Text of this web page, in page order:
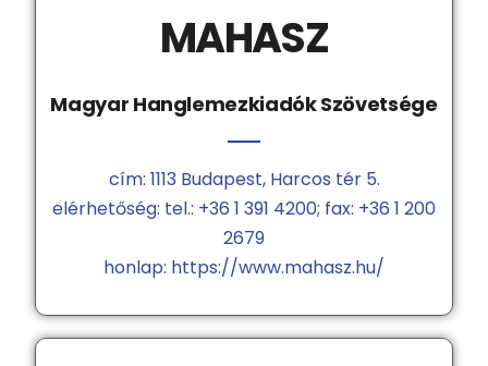
MAHASZ
Magyar Hanglemezkiadók Szövetsége
cím: 1113 Budapest, Harcos tér 5.
elérhetőség: tel.: +36 1 391 4200; fax: +36 1 200
2679
honlap: https://www.mahasz.hu/